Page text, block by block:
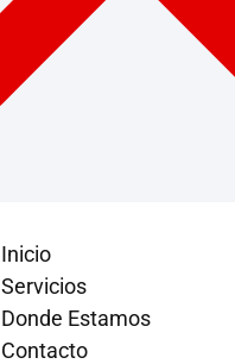
Inicio
Servicios
Donde Estamos
Contacto